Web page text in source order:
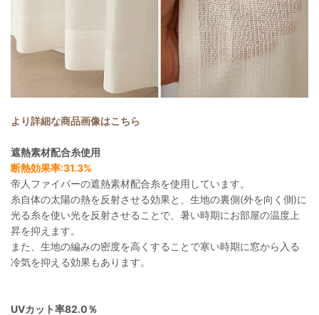
より詳細な商品画像はこちら
遮熱素材配合糸使用
断熱効果率:31.3%
帝人ファイバーの遮熱素材配合糸を使用しています。
糸自体の太陽の熱を反射させる効果と、生地の裏側(外を向く側)に
光る糸を使い光を反射させることで、暑い時期にお部屋の温度上
昇を抑えます。
また、生地の編みの密度を高くすることで寒い時期に窓から入る
冷気を抑える効果もあります。
UVカット率82.0％